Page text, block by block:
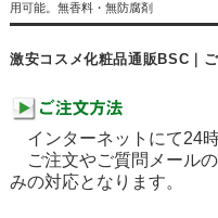
用可能。無香料・無防腐剤
激安コスメ化粧品通販BSC｜
インターネットにて24
ご注文やご質問メール
みの対応となります。